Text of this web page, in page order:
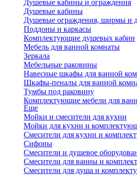
Душевые кабины и ограждения
Душевые кабины
Душевые ограждения, ширмы и
Поддоны и каркасы
Комплектующие душевых кабин
Мебель для ванной комнаты
Зеркала
Мебельные раковины
Навесные шкафы для ванной
Шкафы-пеналы для ванной
Тумбы под раковину
Комплектующие мебели для
Еще
Мойки и смесители для кухни
Мойки для кухни и
Смесители для кухни и
Сифоны
Смесители и душевое
Смесители для ванны и
Смесители для душа и